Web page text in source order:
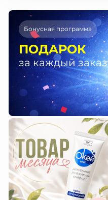
Бонусная программа
ПОДАРОК
за каждый заказ